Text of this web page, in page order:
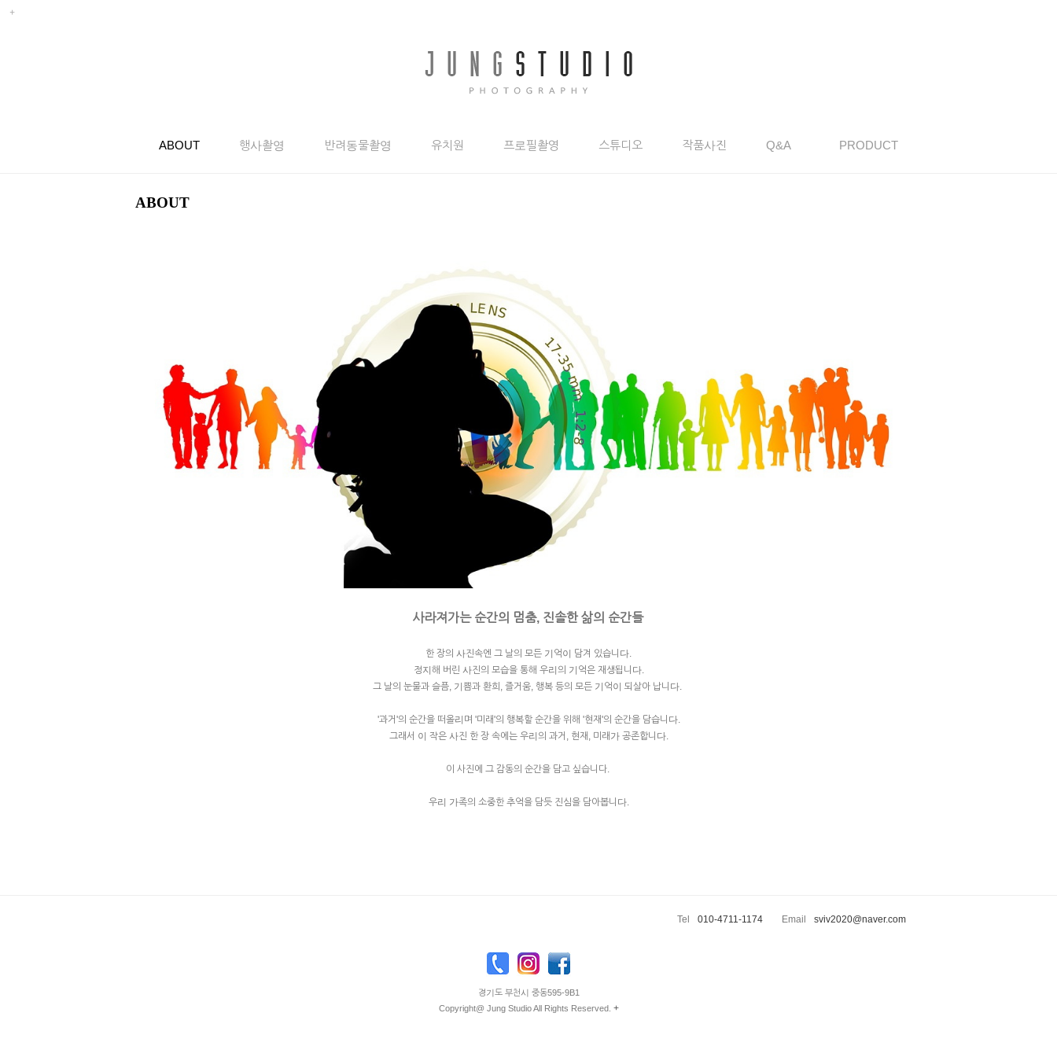
ABOUT 행사촬영 반려동물촬영 유치원 프로필촬영 스튜디오 작품사진 Q&A PRODUCT
ABOUT
사라져가는 순간의 멈춤, 진솔한 삶의 순간들
한 장의 사진속엔 그 날의 모든 기억이 담겨 있습니다.
정지해 버린 사진의 모습을 통해 우리의 기억은 재생됩니다.
그 날의 눈물과 슬픔, 기쁨과 환희, 즐거움, 행복 등의 모든 기억이 되살아 납니다.
'과거'의 순간을 떠올리며 '미래'의 행복할 순간을 위해 '현재'의 순간을 담습니다.
그래서 이 작은 사진 한 장 속에는 우리의 과거, 현재, 미래가 공존합니다.
이 사진에 그 감동의 순간을 담고 싶습니다.
우리 가족의 소중한 추억을 담듯 진심을 담아봅니다.​
Tel 010-4711-1174 Email sviv2020@naver.com
경기도 부천시 중동595-9B1
Copyright@ Jung Studio All Rights Reserved. +